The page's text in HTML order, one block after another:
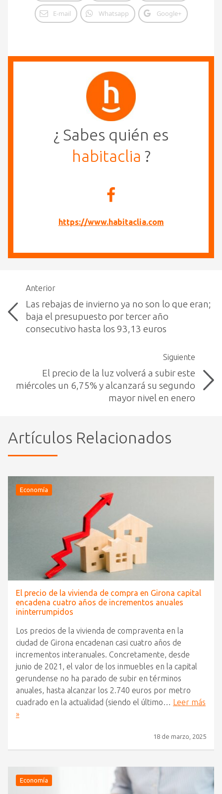
E-mail Whatsapp Google+
¿ Sabes quién es
habitaclia ?
https://www.habitaclia.com
Anterior
Las rebajas de invierno ya no son lo que eran;
baja el presupuesto por tercer año
consecutivo hasta los 93,13 euros
Siguiente
El precio de la luz volverá a subir este
miércoles un 6,75% y alcanzará su segundo
mayor nivel en enero
Artículos Relacionados
Economía
El precio de la vivienda de compra en Girona capital
encadena cuatro años de incrementos anuales
ininterrumpidos
Los precios de la vivienda de compraventa en la
ciudad de Girona encadenan casi cuatro años de
incrementos interanuales. Concretamente, desde
junio de 2021, el valor de los inmuebles en la capital
gerundense no ha parado de subir en términos
anuales, hasta alcanzar los 2.740 euros por metro
cuadrado en la actualidad (siendo el último… Leer más
»
18 de marzo, 2025
Economía